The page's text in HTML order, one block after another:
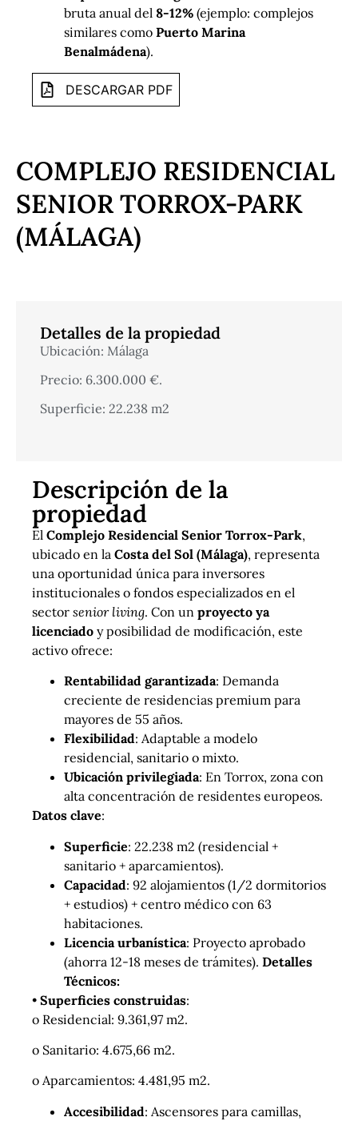
bruta anual del 8-12% (ejemplo: complejos
similares como Puerto Marina
Benalmádena).
DESCARGAR PDF
COMPLEJO RESIDENCIAL
SENIOR TORROX-PARK
(MÁLAGA)
Detalles de la propiedad
Ubicación: Málaga
Precio: 6.300.000 €.
Superficie: 22.238 m2
Descripción de la
propiedad
El Complejo Residencial Senior Torrox-Park,
ubicado en la Costa del Sol (Málaga), representa
una oportunidad única para inversores
institucionales o fondos especializados en el
sector senior living. Con un proyecto ya
licenciado y posibilidad de modificación, este
activo ofrece:
Rentabilidad garantizada: Demanda
creciente de residencias premium para
mayores de 55 años.
Flexibilidad: Adaptable a modelo
residencial, sanitario o mixto.
Ubicación privilegiada: En Torrox, zona con
alta concentración de residentes europeos.
Datos clave:
Superficie: 22.238 m2 (residencial +
sanitario + aparcamientos).
Capacidad: 92 alojamientos (1/2 dormitorios
+ estudios) + centro médico con 63
habitaciones.
Licencia urbanística: Proyecto aprobado
(ahorra 12-18 meses de trámites). Detalles
Técnicos:
• Superficies construidas:
o Residencial: 9.361,97 m2.
o Sanitario: 4.675,66 m2.
o Aparcamientos: 4.481,95 m2.
Accesibilidad: Ascensores para camillas,